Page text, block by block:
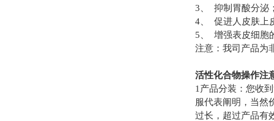
3、 抑制胃酸分泌
4、 促进人皮肤上
5、 增强表皮细胞
注意：我司产品为
活性化合物操作注
1产品分装：您收
服代表阐明，当然
过长，超过产品有